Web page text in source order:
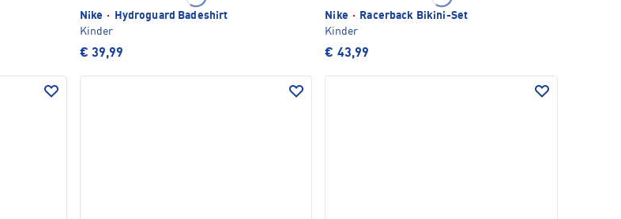
Nike ·
Hydroguard Badeshirt
Kinder
€ 39,99
Nike ·
Racerback Bikini-Set
Kinder
€ 43,99